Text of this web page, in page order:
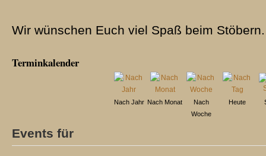
Wir wünschen Euch viel Spaß beim Stöbern.
Terminkalender
Nach Jahr Nach Monat
Nach
Woche
Heute
Events für